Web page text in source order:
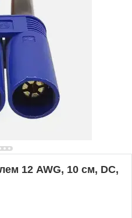
12 AWG, 10 см, DC,